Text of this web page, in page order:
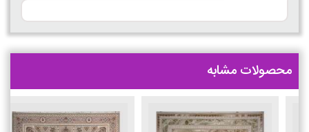
محصولات مشابه